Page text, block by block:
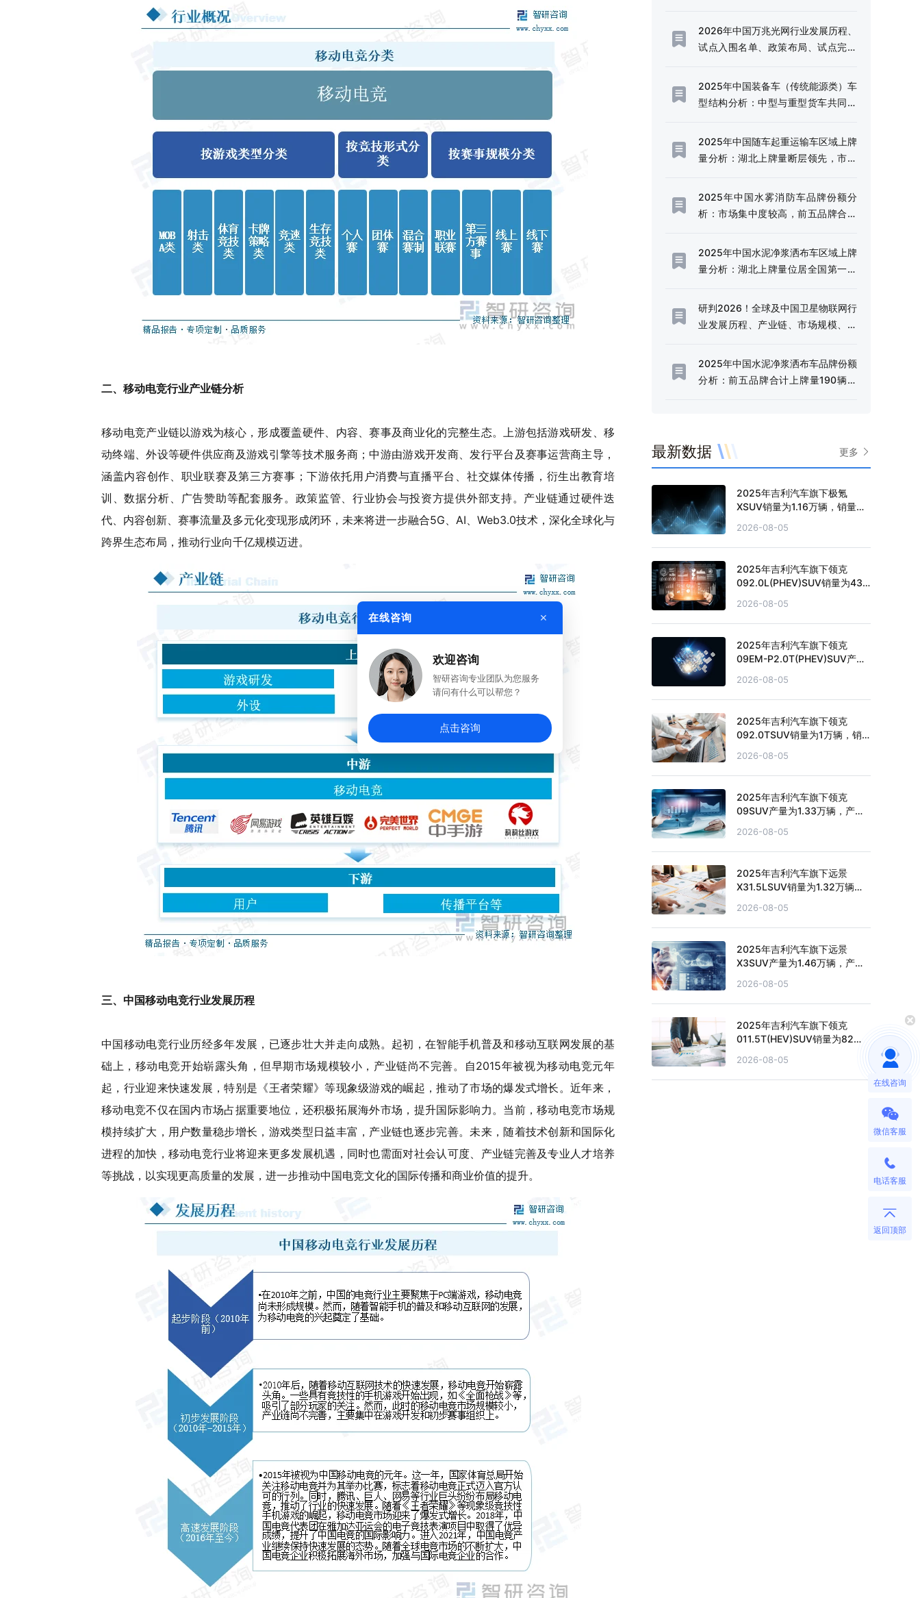
二、移动电竞行业产业链分析
移动电竞产业链以游戏为核心，形成覆盖硬件、内容、赛事及商业化的完整生态。上游包括游戏研发、移
动终端、外设等硬件供应商及游戏引擎等技术服务商；中游由游戏开发商、发行平台及赛事运营商主导，
涵盖内容创作、职业联赛及第三方赛事；下游依托用户消费与直播平台、社交媒体传播，衍生出教育培
训、数据分析、广告赞助等配套服务。政策监管、行业协会与投资方提供外部支持。产业链通过硬件迭
代、内容创新、赛事流量及多元化变现形成闭环，未来将进一步融合5G、AI、Web3.0技术，深化全球化与
跨界生态布局，推动行业向千亿规模迈进。
三、中国移动电竞行业发展历程
中国移动电竞行业历经多年发展，已逐步壮大并走向成熟。起初，在智能手机普及和移动互联网发展的基
础上，移动电竞开始崭露头角，但早期市场规模较小，产业链尚不完善。自2015年被视为移动电竞元年
起，行业迎来快速发展，特别是《王者荣耀》等现象级游戏的崛起，推动了市场的爆发式增长。近年来，
移动电竞不仅在国内市场占据重要地位，还积极拓展海外市场，提升国际影响力。当前，移动电竞市场规
模持续扩大，用户数量稳步增长，游戏类型日益丰富，产业链也逐步完善。未来，随着技术创新和国际化
进程的加快，移动电竞行业将迎来更多发展机遇，同时也需面对社会认可度、产业链完善及专业人才培养
等挑战，以实现更高质量的发展，进一步推动中国电竞文化的国际传播和商业价值的提升。
析：国产替代趋势持续深化[图]
2026年中国万兆光网行业发展历程、
试点入围名单、政策布局、试点完成
试点工作，助力经济社会数字化转型
[图]
2025年中国装备车（传统能源类）车
型结构分析：中型与重型货车共同构
[图]
2025年中国随车起重运输车区域上牌
量分析：湖北上牌量断层领先，市场
2025年中国水雾消防车品牌份额分
析：市场集中度较高，前五品牌合计
2025年中国水泥净浆洒布车区域上牌
量分析：湖北上牌量位居全国第一，
研判2026！全球及中国卫星物联网行
业发展历程、产业链、市场规模、竞
业务商用试验，推动卫星物联网市场
蓬勃发展[图]
2025年中国水泥净浆洒布车品牌份额
分析：前五品牌合计上牌量190辆，
最新数据 更多
2025年吉利汽车旗下极氪
XSUV销量为1.16万辆，销量累
2026-08-05
2025年吉利汽车旗下领克
092.0L(PHEV)SUV销量为43
2026-08-05
2025年吉利汽车旗下领克
09EM-P2.0T(PHEV)SUV产量
59.4%
2026-08-05
2025年吉利汽车旗下领克
092.0TSUV销量为1万辆，销
2026-08-05
2025年吉利汽车旗下领克
09SUV产量为1.33万辆，产量
2026-08-05
2025年吉利汽车旗下远景
X31.5LSUV销量为1.32万辆，
2026-08-05
2025年吉利汽车旗下远景
X3SUV产量为1.46万辆，产量
2026-08-05
2025年吉利汽车旗下领克
011.5T(HEV)SUV销量为82
2026-08-05
在线咨询
微信客服
电话客服
返回顶部
在线咨询 ×
欢迎咨询
智研咨询专业团队为您服务
请问有什么可以帮您？
点击咨询